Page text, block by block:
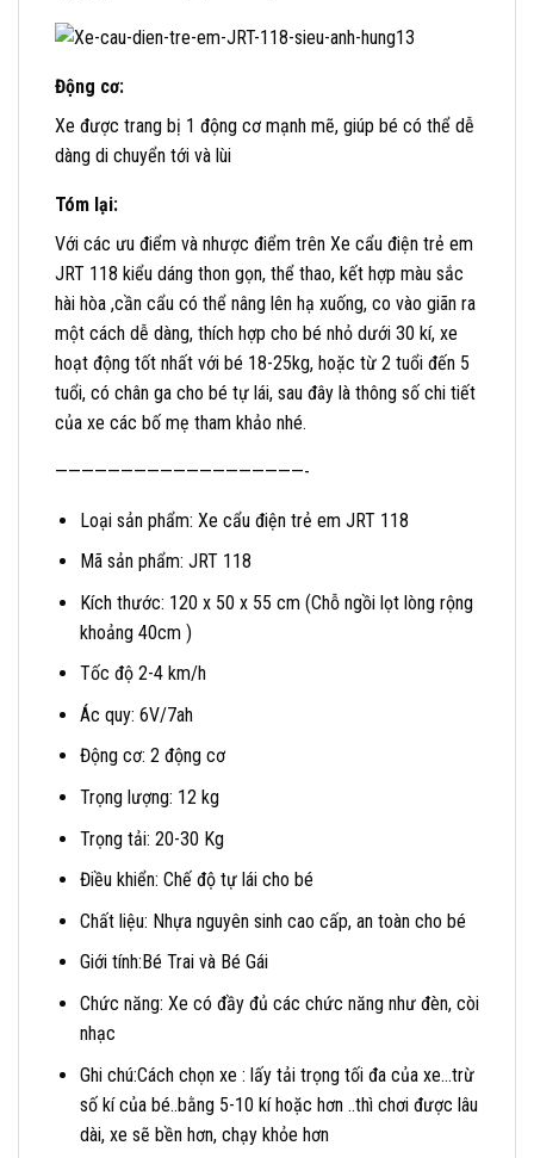
Động cơ:
Xe được trang bị 1 động cơ mạnh mẽ, giúp bé có thể dễ
dàng di chuyển tới và lùi
Tóm lại:
Với các ưu điểm và nhược điểm trên Xe cẩu điện trẻ em
JRT 118 kiểu dáng thon gọn, thể thao, kết hợp màu sắc
hài hòa ,cần cẩu có thể nâng lên hạ xuống, co vào giãn ra
một cách dễ dàng, thích hợp cho bé nhỏ dưới 30 kí, xe
hoạt động tốt nhất với bé 18-25kg, hoặc từ 2 tuổi đến 5
tuổi, có chân ga cho bé tự lái, sau đây là thông số chi tiết
của xe các bố mẹ tham khảo nhé.
———————————————————-
Loại sản phẩm: Xe cẩu điện trẻ em JRT 118
Mã sản phẩm: JRT 118
Kích thước: 120 x 50 x 55 cm (Chỗ ngồi lọt lòng rộng
khoảng 40cm )
Tốc độ 2-4 km/h
Ác quy: 6V/7ah
Động cơ: 2 động cơ
Trọng lượng: 12 kg
Trọng tải: 20-30 Kg
Điều khiển: Chế độ tự lái cho bé
Chất liệu: Nhựa nguyên sinh cao cấp, an toàn cho bé
Giới tính:Bé Trai và Bé Gái
Chức năng: Xe có đầy đủ các chức năng như đèn, còi
nhạc
Ghi chú:Cách chọn xe : lấy tải trọng tối đa của xe…trừ
số kí của bé..bằng 5-10 kí hoặc hơn ..thì chơi được lâu
dài, xe sẽ bền hơn, chạy khỏe hơn